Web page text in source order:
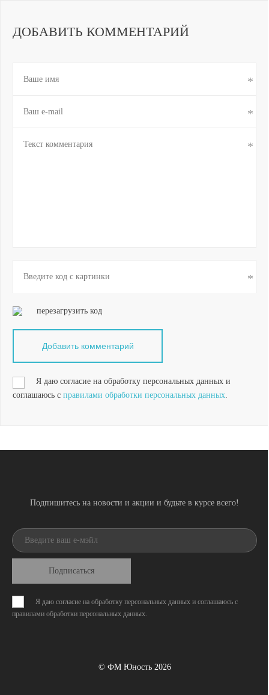
ДОБАВИТЬ КОММЕНТАРИЙ
перезагрузить код
Я даю согласие на обработку персональных данных и
соглашаюсь с правилами обработки персональных данных
Подпишитесь на новости и акции и будьте в курсе всего!
Подписаться
Я даю согласие на обработку персональных данных и соглашаюсь с
правилами обработки персональных данных.
© ФМ Юность 2026